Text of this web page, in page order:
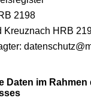
2198
Kreuznach HRB
Daten im Rahmen